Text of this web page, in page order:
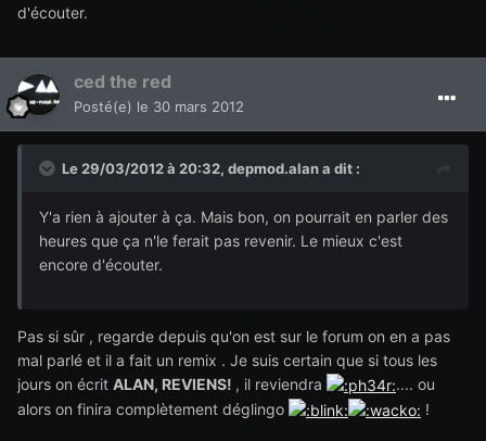
d'écouter.
ced the red
Posté(e) le 30 mars 2012
Le 29/03/2012 à 20:32, depmod.alan a dit :
Y'a rien à ajouter à ça. Mais bon, on pourrait en parler des
heures que ça n'le ferait pas revenir. Le mieux c'est
encore d'écouter.
Pas si sûr , regarde depuis qu'on est sur le forum on en a pas
mal parlé et il a fait un remix . Je suis certain que si tous les
jours on écrit ALAN, REVIENS! , il reviendra
.... ou
alors on finira complètement déglingo
!